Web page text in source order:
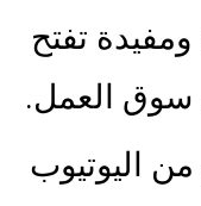
تفتح
سوق العمل.
اليوتيوب